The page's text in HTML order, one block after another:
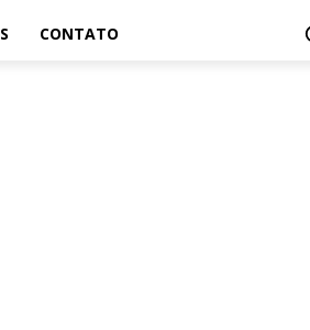
CONTATO